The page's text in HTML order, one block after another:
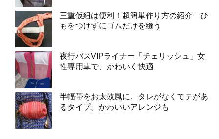
三重仮紐は便利！超簡単作り方の紹介 ひ
もをつけずにゴムだけを縫う
夜行バスVIPライナー「チェリッシュ」女
性専用車で、かわいく快適
半幅帯をお太鼓風に。タレがなくてテがあ
るタイプ。かわいいアレンジも